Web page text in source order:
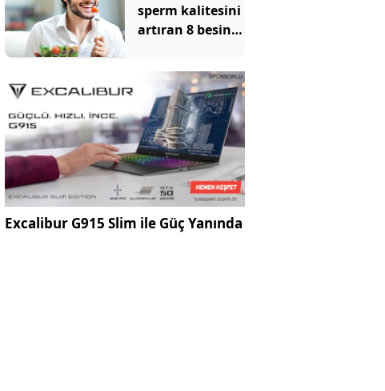
sperm kalitesini
artıran 8 besin
Excalibur G915 Slim ile Güç Yanında